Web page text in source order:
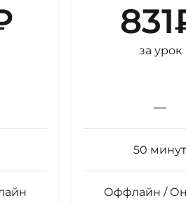
831
за урок
—
50 минут
Оффлайн /